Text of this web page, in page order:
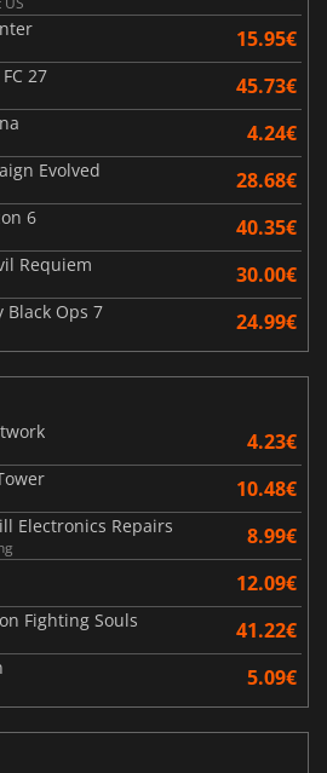
15.95€
FC 27 45.73€
4.24€
Evolved 28.68€
6 40.35€
Requiem 30.00€
Black Ops 7 24.99€
4.23€
10.48€
Electronics Repairs 8.99€
12.09€
Fighting Souls 41.22€
5.09€